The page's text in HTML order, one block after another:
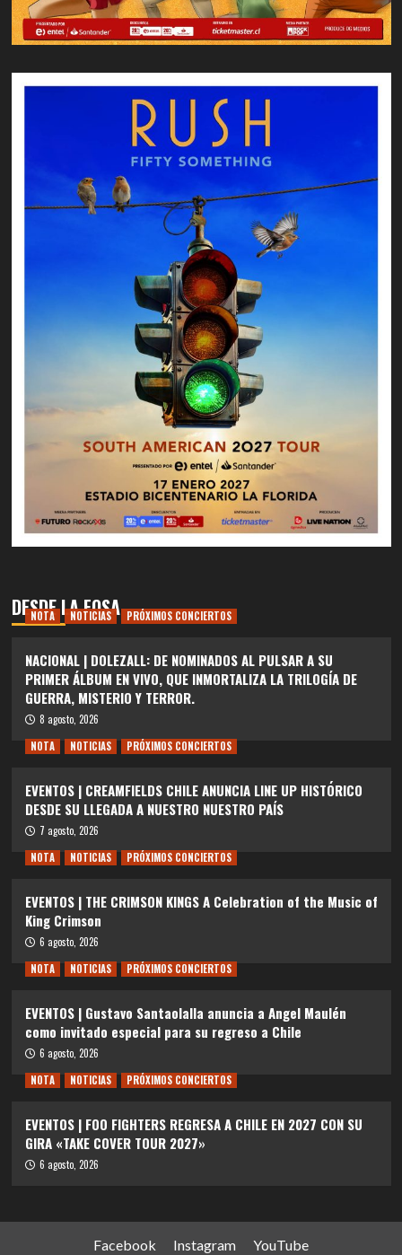
DESDE LA FOSA
NOTA NOTICIAS PRÓXIMOS CONCIERTOS
NACIONAL | DOLEZALL: DE NOMINADOS AL PULSAR A SU
PRIMER ÁLBUM EN VIVO, QUE INMORTALIZA LA TRILOGÍA DE
GUERRA, MISTERIO Y TERROR.
8 agosto, 2026
NOTA
NOTICIAS PRÓXIMOS CONCIERTOS
EVENTOS | CREAMFIELDS CHILE ANUNCIA LINE UP HISTÓRICO
DESDE SU LLEGADA A NUESTRO NUESTRO PAÍS
7 agosto, 2026
NOTA
NOTICIAS PRÓXIMOS CONCIERTOS
EVENTOS | THE CRIMSON KINGS A Celebration of the Music of
King Crimson
6 agosto, 2026
NOTA
NOTICIAS PRÓXIMOS CONCIERTOS
EVENTOS | Gustavo Santaolalla anuncia a Angel Maulén
como invitado especial para su regreso a Chile
6 agosto, 2026
NOTA
NOTICIAS PRÓXIMOS CONCIERTOS
EVENTOS | FOO FIGHTERS REGRESA A CHILE EN 2027 CON SU
GIRA «TAKE COVER TOUR 2027»
6 agosto, 2026
Facebook Instagram YouTube